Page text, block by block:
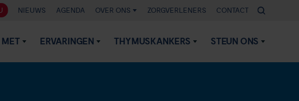
NIEUWS AGENDA OVER ONS ZORGVERLENERS CONTACT
ERVARINGEN THYMUSKANKERS STEUN ONS